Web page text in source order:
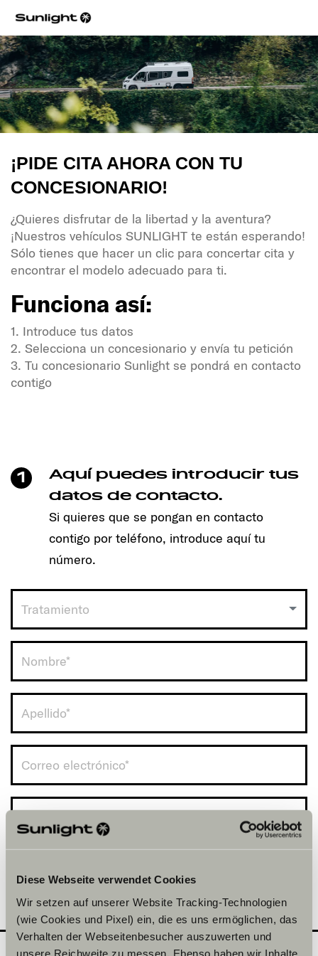
Diese Webseite verwendet Cookies
Wir setzen auf unserer Website Tracking-Technologien
(wie Cookies und Pixel) ein, die es uns ermöglichen, das
Verhalten der Webseitenbesucher auszuwerten und
unsere Reichweite zu messen. Ebenso haben wir Inhalte
¡PIDE CITA AHORA CON TU
CONCESIONARIO!
¿Quieres disfrutar de la libertad y la aventura?
¡Nuestros vehículos SUNLIGHT te están esperando!
Sólo tienes que hacer un clic para concertar cita y
encontrar el modelo adecuado para ti.
Funciona así:
1. Introduce tus datos
2. Selecciona un concesionario y envía tu petición
3. Tu concesionario Sunlight se pondrá en contacto
contigo
Funciona así:
1. Introduce tus datos
2. Selecciona un concesionario y envía tu petición
3. Tu concesionario Sunlight se pondrá en contacto
1
Aquí puedes introducir tus
datos de contacto.
Si quieres que se pongan en contacto
contigo por teléfono, introduce aquí tu
número.
Tratamiento